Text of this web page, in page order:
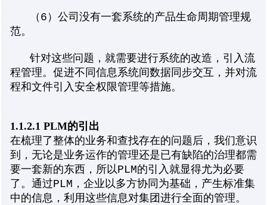
（6）公司没有一套系统的产品生命周期管理规
范。
针对这些问题，就需要进行系统的改造，引入流
程管理。促进不同信息系统间数据同步交互，并对流
程和文件引入安全权限管理等措施。
1.1.2.1 PLM的引出
在梳理了整体的业务和查找存在的问题后，我们意识
到，无论是业务运作的管理还是已有缺陷的治理都需
要一套新的东西，所以PLM的引入就显得尤为必要
了。通过PLM，企业以多方协同为基础，产生标准集
中的信息，利用这些信息对集团进行全面的管理。